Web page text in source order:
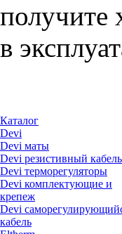
получите
в
Каталог
Devi
Devi маты
Devi резистивный кабель
Devi терморегуляторы
Devi комплектующие и
крепеж
Devi
кабель